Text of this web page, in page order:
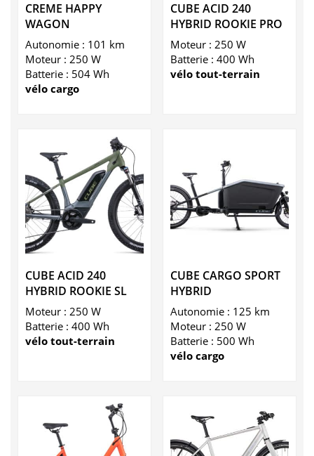
CREME HAPPY
WAGON
Autonomie : 101 km
Moteur : 250 W
Batterie : 504 Wh
vélo cargo
CUBE ACID 240
HYBRID ROOKIE PRO
Moteur : 250 W
Batterie : 400 Wh
vélo tout-terrain
CUBE ACID 240
HYBRID ROOKIE SL
Moteur : 250 W
Batterie : 400 Wh
vélo tout-terrain
CUBE CARGO SPORT
HYBRID
Autonomie : 125 km
Moteur : 250 W
Batterie : 500 Wh
vélo cargo